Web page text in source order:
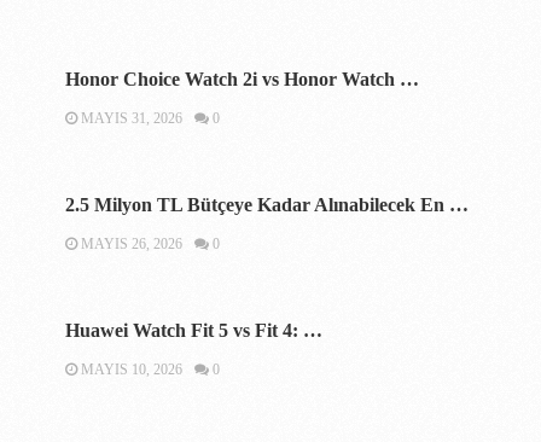
Honor Choice Watch 2i vs Honor Watch …
MAYIS 31, 2026 0
2.5 Milyon TL Bütçeye Kadar Alınabilecek En …
MAYIS 26, 2026 0
Huawei Watch Fit 5 vs Fit 4: …
MAYIS 10, 2026 0